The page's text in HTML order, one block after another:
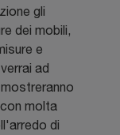
gli
dei mobili,
e
ad
molta
di